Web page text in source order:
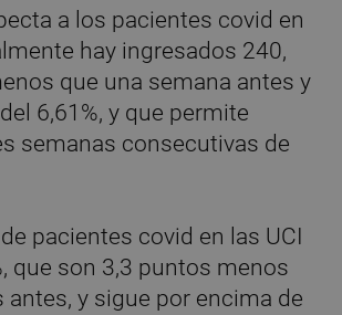
a los pacientes covid en
hay ingresados 240,
que una semana antes y
6,61%, y que permite
semanas consecutivas de
pacientes covid en las UCI
que son 3,3 puntos menos
antes, y sigue por encima de